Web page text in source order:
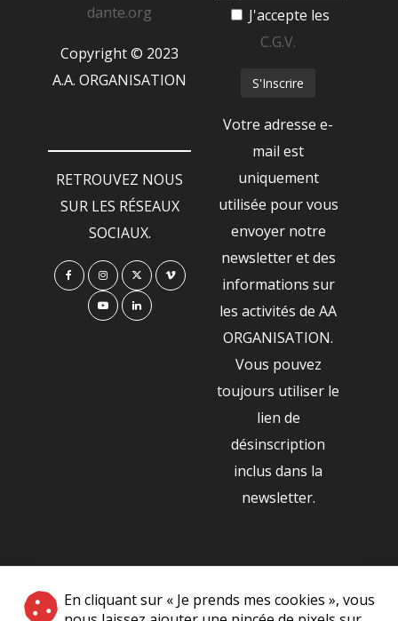
En cliquant sur « Je prends mes cookies », vous
dante.org
Copyright © 2023
A.A. ORGANISATION
RETROUVEZ NOUS
SUR LES RÉSEAUX
SOCIAUX.
J'accepte les
C.G.V.
Votre adresse e-
mail est
uniquement
utilisée pour vous
envoyer notre
newsletter et des
informations sur
les activités de AA
ORGANISATION.
Vous pouvez
toujours utiliser le
lien de
désinscription
inclus dans la
newsletter.
NOS PARTENAIRES
|